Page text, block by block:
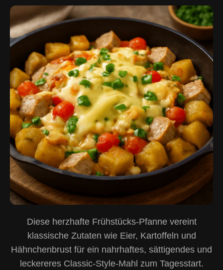
Diese herzhafte Frühstücks-Pfanne vereint
klassische Zutaten wie Eier, Kartoffeln und
Hähnchenbrust für ein nahrhaftes, sättigendes und
leckereres Classic-Style-Mahl zum Tagesstart.